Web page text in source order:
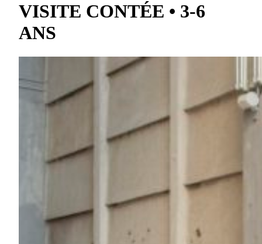
VISITE CONTÉE • 3-6
ANS